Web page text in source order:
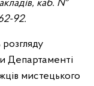
каб. №
92.
Департаменті
мистецького